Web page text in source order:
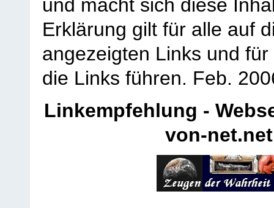
und macht sich diese
Erklärung gilt für alle auf
angezeigten Links und
die Links führen. Feb.
Linkempfehlung -
von-net.net